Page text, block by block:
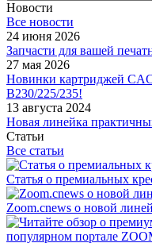
Новости
Все новости
24 июня 2026
Запчасти для вашей
27 мая 2026
Новинки картриджей
B230/225/235!
13 августа 2024
Новая линейка
Статьи
Все статьи
Статья о премиальных
Zoom.cnews о новой